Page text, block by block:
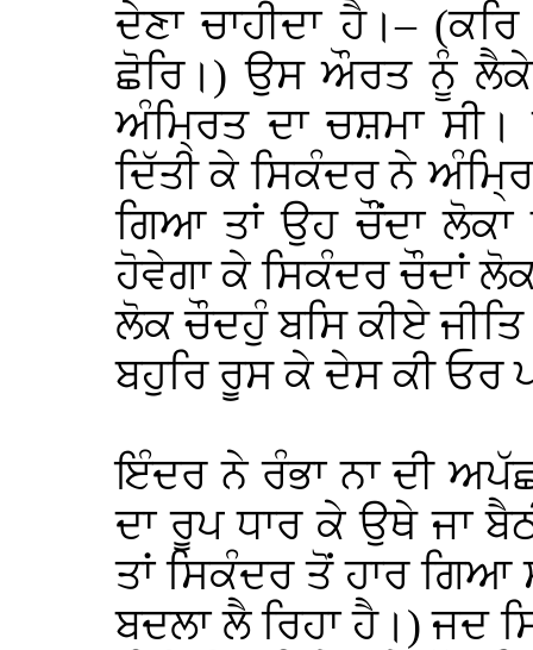
ਦੇਣਾ ਚਾਹੀਦਾ ਹੈ।–
ਛੋਰਿ।) ਉਸ ਔਰਤ ਨੂੰ
ਅੰਮ੍ਰਿਤ ਦਾ ਚਸ਼ਮਾ
ਦਿੱਤੀ ਕੇ ਸਿਕੰਦਰ ਨੇ
ਗਿਆ ਤਾਂ ਉਹ ਚੌਂਦਾ ਲੋਕਾ
ਹੋਵੇਗਾ ਕੇ ਸਿਕੰਦਰ ਚੌਦਾਂ ਲੋਕ
ਲੋਕ ਚੌਦਹੁੰ ਬਸਿ ਕੀਏ
ਬਹੁਰਿ ਰੂਸ ਕੇ ਦੇਸ ਕੀ ਓਰ
ਇੰਦਰ ਨੇ ਰੰਭਾ ਨਾ ਦੀ
ਦਾ ਰੂਪ ਧਾਰ ਕੇ ਉਥੇ ਜਾ
ਤਾਂ ਸਿਕੰਦਰ ਤੋਂ ਹਾਰ
ਬਦਲਾ ਲੈ ਰਿਹਾ ਹੈ।) ਜਦ